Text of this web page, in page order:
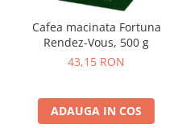
Cafea macinata Fortuna
Rendez-Vous, 500 g
43,15 RON
ADAUGA IN COS